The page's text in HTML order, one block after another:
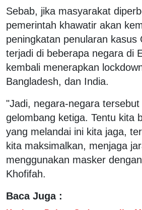
Sebab, jika masyarakat
pemerintah khawatir akan
peningkatan penularan kasus
terjadi di beberapa negara di
kembali menerapkan
Bangladesh, dan India.
"Jadi, negara-negara
gelombang ketiga. Tentu kita
yang melandai ini kita jaga,
kita maksimalkan, menjaga
menggunakan masker
Khofifah.
Baca Juga :